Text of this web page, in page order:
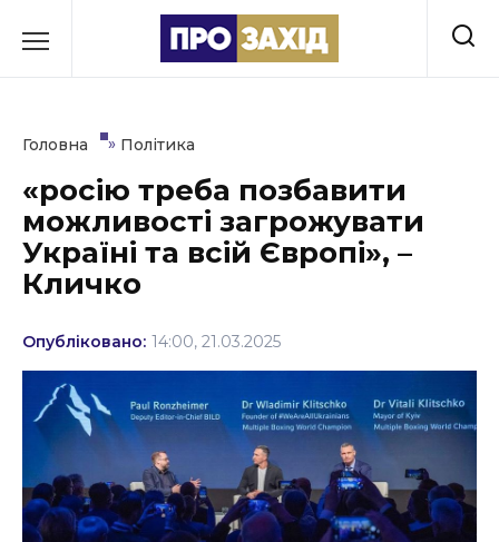
до
Культура
Освіта
Політика
Соціум
Спорт
Стиль життя
Головна » Політика
«росію треба позбавити
можливості загрожувати
Україні та всій Європі», –
Кличко
Опубліковано: 14:00, 21.03.2025